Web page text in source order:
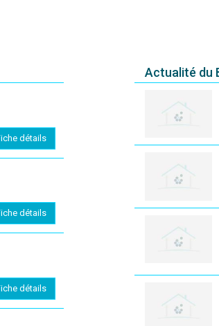
détails
détails
détails
Actualité du